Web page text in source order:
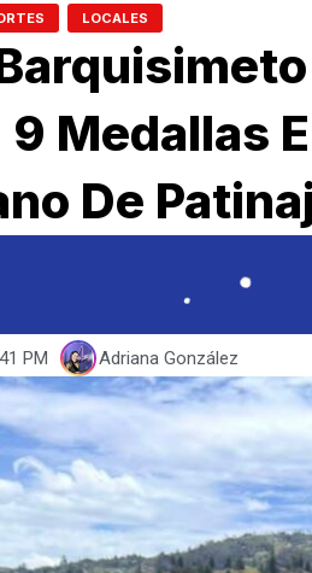
LOCALES
Medallas
De
PM Adriana González